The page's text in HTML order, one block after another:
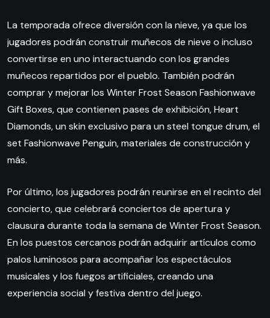
La temporada ofrece diversión con la nieve, ya que los
jugadores podrán construir muñecos de nieve o incluso
convertirse en uno interactuando con los grandes
muñecos repartidos por el pueblo. También podrán
comprar y mejorar los Winter Frost Season Fashionwave
Gift Boxes, que contienen pases de exhibición, Heart
Diamonds, un skin exclusivo para un steel tongue drum, el
set Fashionwave Penguin, materiales de construcción y
más.
Por último, los jugadores podrán reunirse en el recinto del
concierto, que celebrará conciertos de apertura y
clausura durante toda la semana de Winter Frost Season.
En los puestos cercanos podrán adquirir artículos como
palos luminosos para acompañar los espectáculos
musicales y los fuegos artificiales, creando una
experiencia social y festiva dentro del juego.